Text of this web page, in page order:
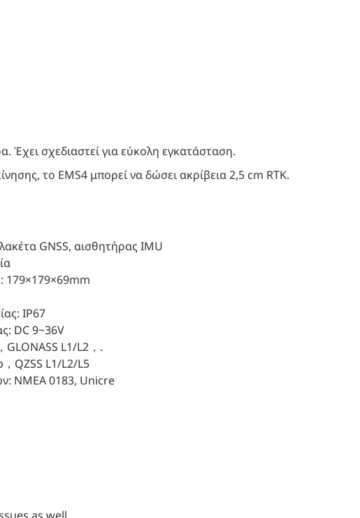
Έχει σχεδιαστεί για εύκολη εγκατάσταση.
το EMS4 μπορεί να δώσει ακρίβεια 2,5 cm RTK.
GNSS, αισθητήρας IMU
179×179×69mm
IP67
DC 9~36V
L1/L2，.
QZSS L1/L2/L5
NMEA 0183, Unicre
as well..